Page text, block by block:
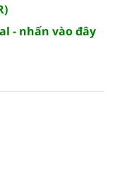
- nhấn vào đây